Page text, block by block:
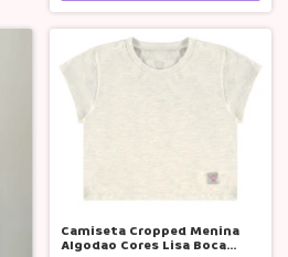
Camiseta Cropped Menina
Algodao Cores Lisa Boca